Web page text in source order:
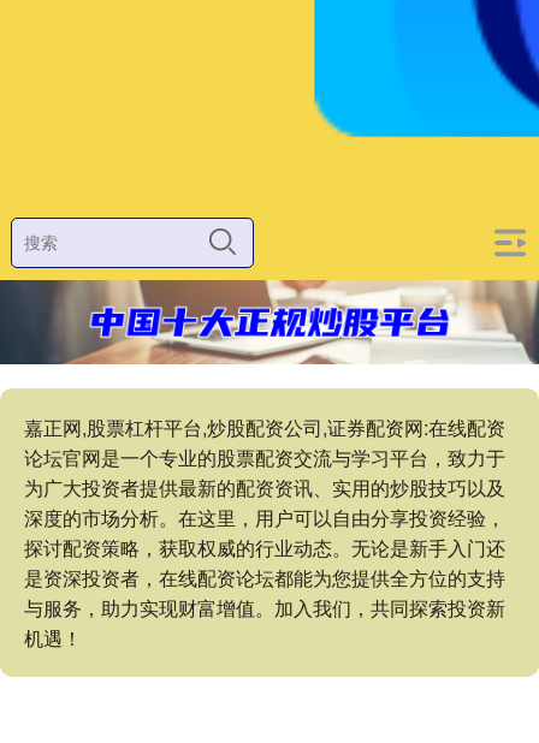
嘉正网,股票杠杆平台,炒股配资公司,证券配资网:在线配资
论坛官网是一个专业的股票配资交流与学习平台，致力于
为广大投资者提供最新的配资资讯、实用的炒股技巧以及
深度的市场分析。在这里，用户可以自由分享投资经验，
探讨配资策略，获取权威的行业动态。无论是新手入门还
是资深投资者，在线配资论坛都能为您提供全方位的支持
与服务，助力实现财富增值。加入我们，共同探索投资新
机遇！